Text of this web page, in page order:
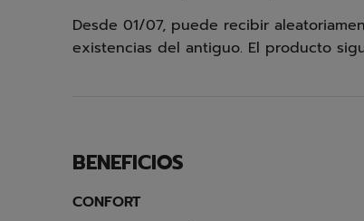
Desde 01/07, puede recibir
existencias del antiguo. El producto
BENEFICIOS
CONFORT